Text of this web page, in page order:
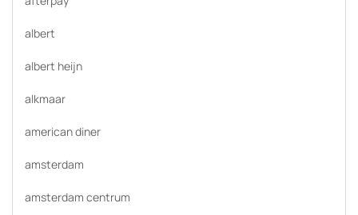
albert
albert heijn
alkmaar
american diner
amsterdam
amsterdam centrum